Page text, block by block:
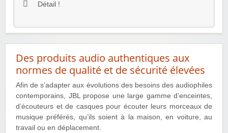
Détail !
Des produits audio authentiques aux
normes de qualité et de sécurité élevées
Afin de s’adapter aux évolutions des besoins des audiophiles
contemporains, JBL propose une large gamme d’enceintes,
d’écouteurs et de casques pour écouter leurs morceaux de
musique préférés, qu’ils soient à la maison, en voiture, au
travail ou en déplacement.